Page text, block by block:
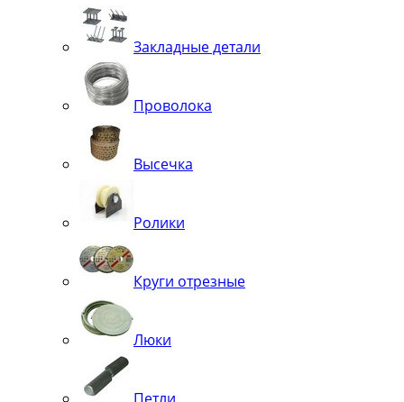
Закладные детали
Проволока
Высечка
Ролики
Круги отрезные
Люки